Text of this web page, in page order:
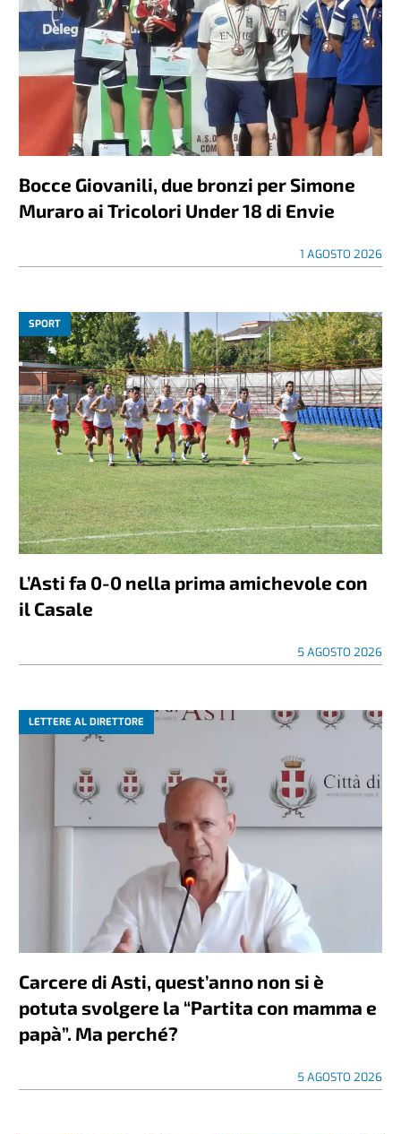
Bocce Giovanili, due bronzi per Simone
Muraro ai Tricolori Under 18 di Envie
1 AGOSTO 2026
SPORT
L’Asti fa 0-0 nella prima amichevole con
il Casale
5 AGOSTO 2026
LETTERE AL DIRETTORE
Carcere di Asti, quest’anno non si è
potuta svolgere la “Partita con mamma e
papà”. Ma perché?
5 AGOSTO 2026